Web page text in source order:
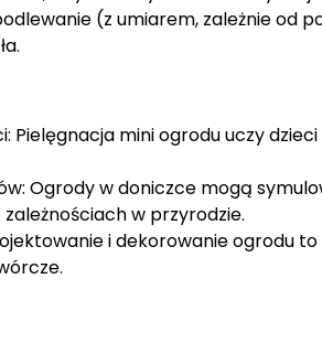
(z umiarem, zależnie od
Pielęgnacja mini ogrodu uczy
Ogrody w doniczce mogą
w przyrodzie.
i dekorowanie ogrodu to